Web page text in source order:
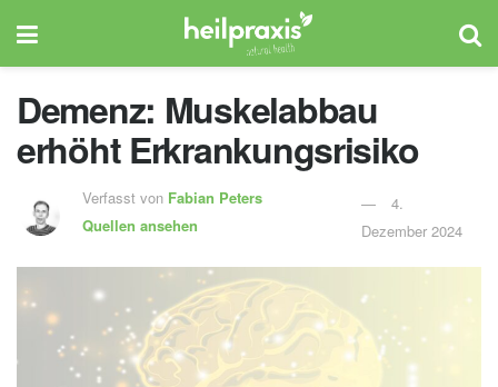
Demenz: Muskelabbau
erhöht Erkrankungsrisiko
Verfasst von Fabian Peters
Quellen ansehen
4.
Dezember 2024